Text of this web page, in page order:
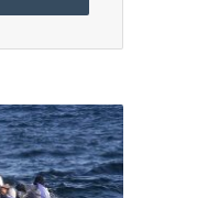
باكستان
تطلق
سراح
524